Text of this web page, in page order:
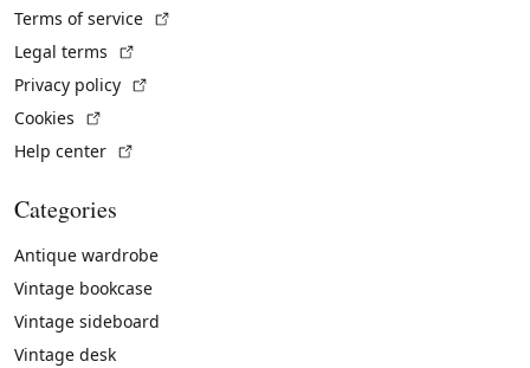
Terms of service
Legal terms
Privacy policy
Cookies
Help center
Categories
Antique wardrobe
Vintage bookcase
Vintage sideboard
Vintage desk